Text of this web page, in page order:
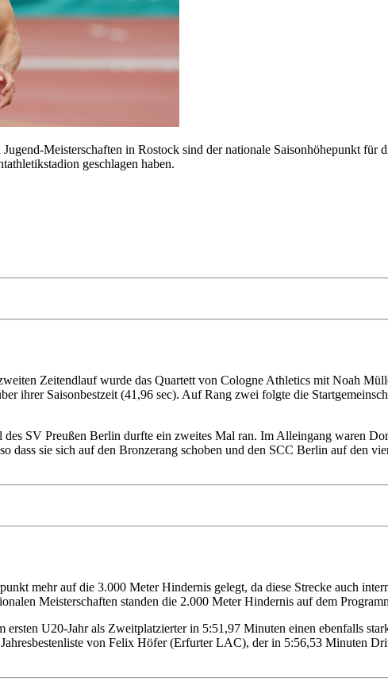
Meisterschaften in Rostock sind der nationale Saisonhöhepunkt für
geschlagen haben.
Zeitendlauf wurde das Quartett von Cologne Athletics mit Noah
ihrer Saisonbestzeit (41,96 sec). Auf Rang zwei folgte die
SV Preußen Berlin durfte ein zweites Mal ran. Im Alleingang waren
dass sie sich auf den Bronzerang schoben und den SCC Berlin auf den
mehr auf die 3.000 Meter Hindernis gelegt, da diese Strecke auch
Meisterschaften standen die 2.000 Meter Hindernis auf dem
U20-Jahr als Zweitplatzierter in 5:51,97 Minuten einen ebenfalls
von Felix Höfer (Erfurter LAC), der in 5:56,53 Minuten